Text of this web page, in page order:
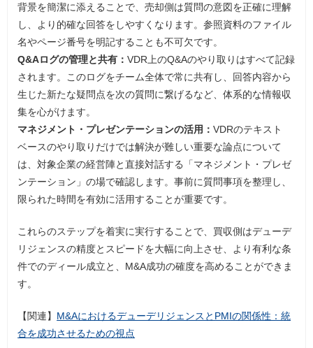
背景を簡潔に添えることで、売却側は質問の意図を正確に理解
し、より的確な回答をしやすくなります。参照資料のファイル
名やページ番号を明記することも不可欠です。
Q&Aログの管理と共有：VDR上のQ&Aのやり取りはすべて記録
されます。このログをチーム全体で常に共有し、回答内容から
生じた新たな疑問点を次の質問に繋げるなど、体系的な情報収
集を心がけます。
マネジメント・プレゼンテーションの活用：VDRのテキスト
ベースのやり取りだけでは解決が難しい重要な論点について
は、対象企業の経営陣と直接対話する「マネジメント・プレゼ
ンテーション」の場で確認します。事前に質問事項を整理し、
限られた時間を有効に活用することが重要です。
これらのステップを着実に実行することで、買収側はデューデ
リジェンスの精度とスピードを大幅に向上させ、より有利な条
件でのディール成立と、M&A成功の確度を高めることができま
す。
【関連】 M&AにおけるデューデリジェンスとPMIの関係性：統
合を成功させるための視点